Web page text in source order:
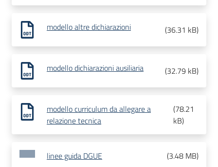
modello altre dichiarazioni (36.31 kB)
modello dichiarazioni ausiliaria (32.79 kB)
modello curriculum da allegare a
relazione tecnica
(78.21
kB)
linee guida DGUE (3.48 MB)